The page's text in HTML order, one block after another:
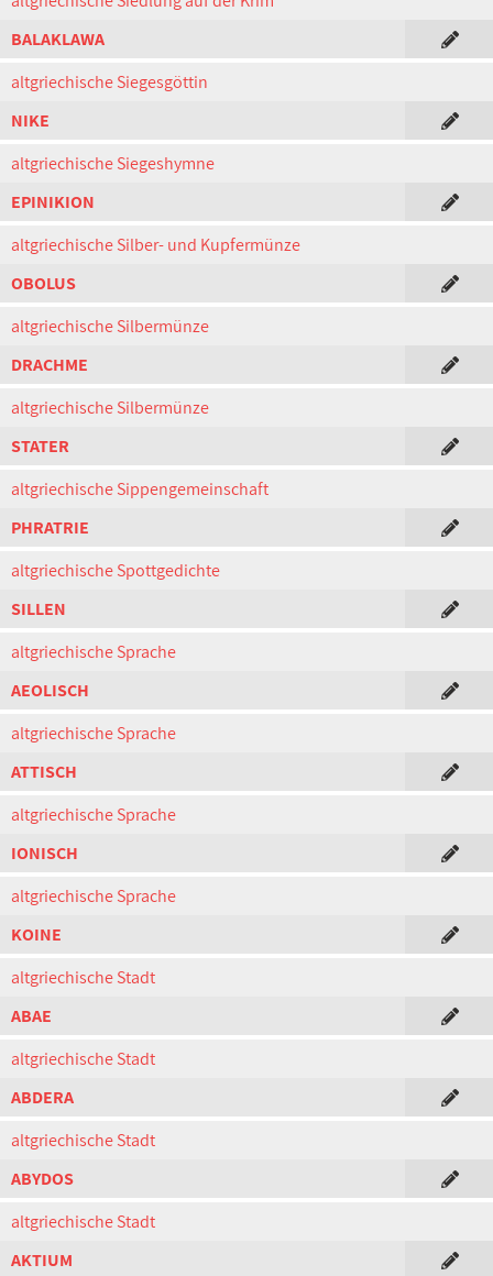
BALAKLAWA
altgriechische Siegesgöttin
NIKE
altgriechische Siegeshymne
EPINIKION
altgriechische Silber- und Kupfermünze
OBOLUS
altgriechische Silbermünze
DRACHME
altgriechische Silbermünze
STATER
altgriechische Sippengemeinschaft
PHRATRIE
altgriechische Spottgedichte
SILLEN
altgriechische Sprache
AEOLISCH
altgriechische Sprache
ATTISCH
altgriechische Sprache
IONISCH
altgriechische Sprache
KOINE
altgriechische Stadt
ABAE
altgriechische Stadt
ABDERA
altgriechische Stadt
ABYDOS
altgriechische Stadt
AKTIUM